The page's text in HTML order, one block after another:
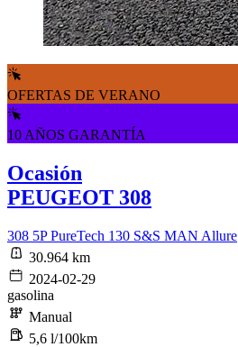
OFERTAS DE VERANO
10 AÑOS GARANTÍA
Ocasión
PEUGEOT 308
308 5P PureTech 130 S&S MAN Allure
30.964 km
2024-02-29
gasolina
Manual
5,6 l/100km